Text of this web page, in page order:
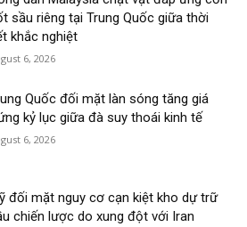
sầu riêng tại Trung Quốc giữa thời
khắc nghiệt
6, 2026
Quốc đối mặt làn sóng tăng giá
kỷ lục giữa đà suy thoái kinh tế
6, 2026
đối mặt nguy cơ cạn kiệt kho dự trữ
chiến lược do xung đột với Iran